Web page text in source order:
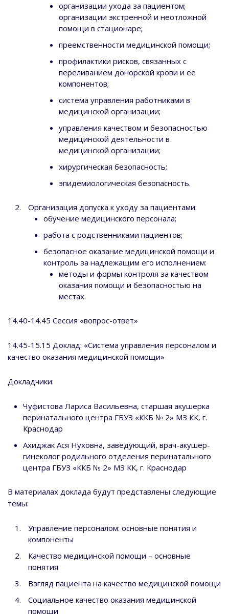
организации ухода за пациентом;
организации экстренной и неотложной
помощи в стационаре;
преемственности медицинской помощи;
профилактики рисков, связанных с
переливанием донорской крови и ее
компонентов;
система управления работниками в
медицинской организации;
управления качеством и безопасностью
медицинской деятельности в
медицинской организации;
хирургическая безопасность;
эпидемиологическая безопасность.
Организация допуска к уходу за пациентами:
обучение медицинского персонала;
работа с родственниками пациентов;
безопасное оказание медицинской помощи и
контроль за надлежащим его исполнением:
методы и формы контроля за качеством
оказания помощи и безопасностью на
местах.
14.40-14.45 Сессия «вопрос-ответ»
14.45-15.15 Доклад: «Система управления персоналом и
качество оказания медицинской помощи»
Докладчики:
Чуфистова Лариса Васильевна, старшая акушерка
перинатального центра ГБУЗ «ККБ № 2» МЗ КК, г.
Краснодар
Ахиджак Ася Нуховна, заведующий, врач-акушер-
гинеколог родильного отделения перинатального
центра ГБУЗ «ККБ № 2» МЗ КК, г. Краснодар
В материалах доклада будут представлены следующие
темы:
Управление персоналом: основные понятия и
компоненты
Качество медицинской помощи – основные
понятия
Взгляд пациента на качество медицинской помощи
Социальное качество оказания медицинской
помощи